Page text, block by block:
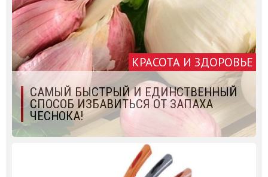
КРАСОТА И ЗДОРОВЬЕ
САМЫЙ БЫСТРЫЙ И ЕДИНСТВЕННЫЙ
СПОСОБ ИЗБАВИТЬСЯ ОТ ЗАПАХА
ЧЕСНОКА!